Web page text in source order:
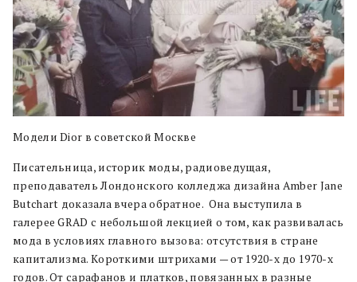
Модели Dior в советской Москве
Писательница, историк моды, радиоведущая,
преподаватель Лондонского колледжа дизайна Amber Jane
Butchart доказала вчера обратное. Она выступила в
галерее GRAD с небольшой лекцией о том, как развивалась
мода в условиях главного вызова: отсутствия в стране
капитализма. Короткими штрихами — от 1920-х до 1970-х
годов. От сарафанов и платков, повязанных в разные